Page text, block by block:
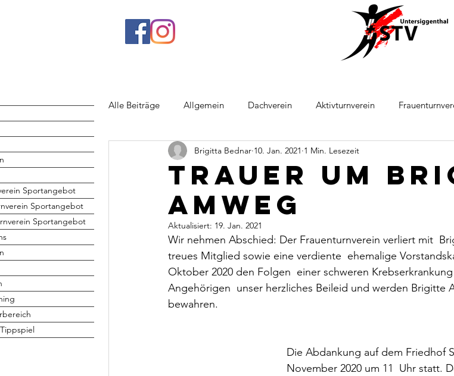
Alle Beiträge Allgemein Dachverein Aktivturnverein
Jugend Volleyball Leichtathletik
Trauer um
Amweg
Brigitta Bednar 10. Jan. 2021 1 Min. Lesezeit
Aktualisiert: 19. Jan. 2021
Wir nehmen Abschied: Der Frauenturnverein verliert mit
treues Mitglied sowie eine verdiente  ehemalige
Oktober 2020 den Folgen  einer schweren
Angehörigen  unser herzliches Beileid und werden Brigitte
bewahren.
Die Abdankung auf dem Friedhof
November 2020 um 11  Uhr statt.
Sportangebot
Sportangebot
Sportangebot